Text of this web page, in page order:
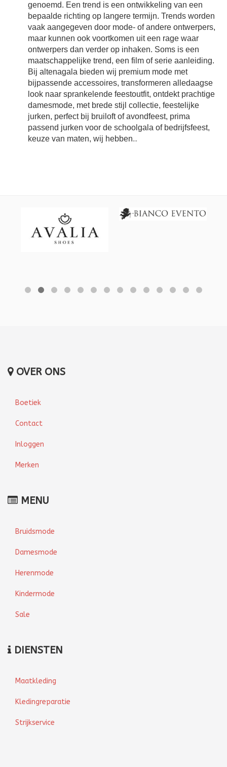
genoemd. Een trend is een ontwikkeling van een
bepaalde richting op langere termijn. Trends worden
vaak aangegeven door mode- of andere ontwerpers,
maar kunnen ook voortkomen uit een rage waar
ontwerpers dan verder op inhaken. Soms is een
maatschappelijke trend, een film of serie aanleiding.
Bij altenagala bieden wij premium mode met
bijpassende accessoires, transformeren alledaagse
look naar sprankelende feestoutfit, ontdekt prachtige
damesmode, met brede stijl collectie, feestelijke
jurken, perfect bij bruiloft of avondfeest, prima
passend jurken voor de schoolgala of bedrijfsfeest,
keuze van maten, wij hebben...
OVER ONS
Boetiek
Contact
Inloggen
Merken
MENU
Bruidsmode
Damesmode
Herenmode
Kindermode
Sale
DIENSTEN
Maatkleding
Kledingreparatie
Strijkservice